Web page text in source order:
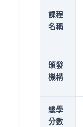
課程
名稱
頒發
機構
總學
分數